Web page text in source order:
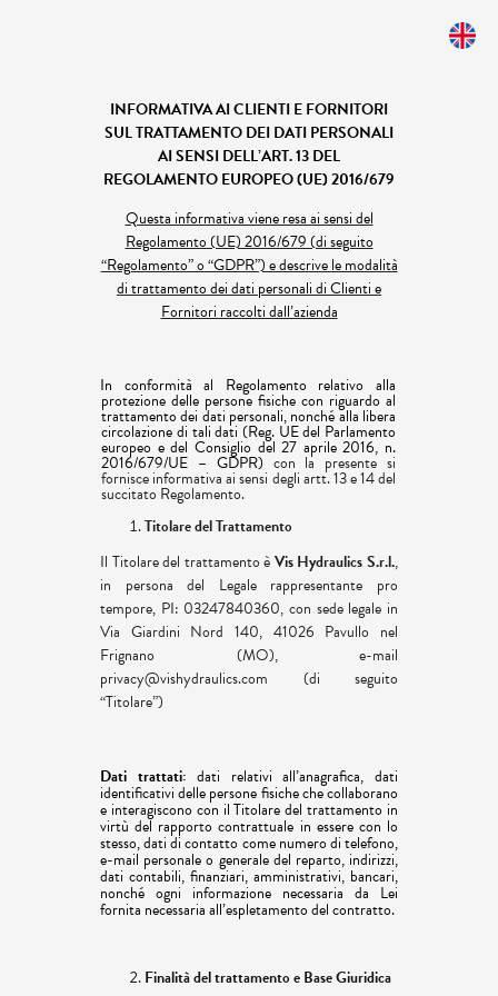
INFORMATIVA AI CLIENTI E FORNITORI
SUL TRATTAMENTO DEI DATI PERSONALI
AI SENSI DELL’ART. 13 DEL
REGOLAMENTO EUROPEO (UE) 2016/679
Questa informativa viene resa ai sensi del
Regolamento (UE) 2016/679 (di seguito
“Regolamento” o “GDPR”) e descrive le modalità
di trattamento dei dati personali di Clienti e
Fornitori raccolti dall’azienda
In conformità al Regolamento relativo alla
protezione delle persone fisiche con riguardo al
trattamento dei dati personali, nonché alla libera
circolazione di tali dati (Reg. UE del Parlamento
europeo e del Consiglio del 27 aprile 2016, n.
2016/679/UE – GDPR) con la presente si
fornisce informativa ai sensi degli artt. 13 e 14 del
succitato Regolamento.
Titolare del Trattamento
Il Titolare del trattamento èVis Hydraulics S.r.l.,
in persona del Legale rappresentante pro
tempore, PI: 03247840360, con sede legale in
Via Giardini Nord 140, 41026 Pavullo nel
Frignano (MO), e-mail
privacy@vishydraulics.com (di seguito
“Titolare”)
Dati trattati: dati relativi all’anagrafica, dati
identificativi delle persone fisiche che collaborano
e interagiscono con il Titolare del trattamento in
virtù del rapporto contrattuale in essere con lo
stesso, dati di contatto come numero di telefono,
e-mail personale o generale del reparto, indirizzi,
dati contabili, finanziari, amministrativi, bancari,
nonché ogni informazione necessaria da Lei
fornita necessaria all’espletamento del contratto.
Finalità del trattamentoe Base Giuridica